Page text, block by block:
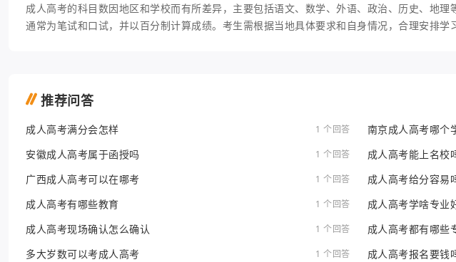
成人高考的科目数因地区和学校而有所差异，主要包括语文、数学、外语、政治、历史、地
通常为笔试和口试，并以百分制计算成绩。考生需根据当地具体要求和自身情况，合理安排学
推荐问答
成人高考满分会怎样 1 个回答 南京成人高考哪个
安徽成人高考属于函授吗 1 个回答 成人高考能上名校
广西成人高考可以在哪考 1 个回答 成人高考给分容易
成人高考有哪些教育 1 个回答 成人高考学啥专业
成人高考现场确认怎么确认 1 个回答 成人高考都有哪些
多大岁数可以考成人高考 1 个回答 成人高考报名要钱